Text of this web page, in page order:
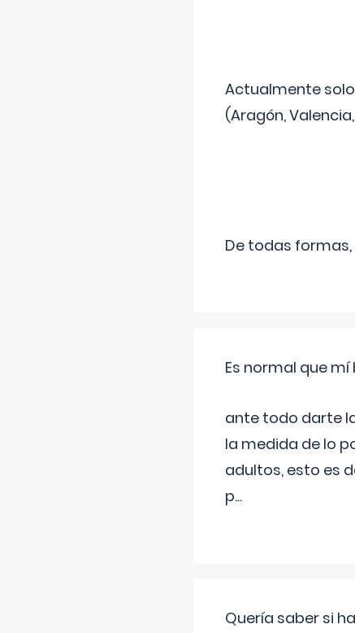
Actualmente
(Aragón,
De todas formas,
Es normal que
ante todo darte
la medida de lo
adultos, esto es
p...
Quería saber si